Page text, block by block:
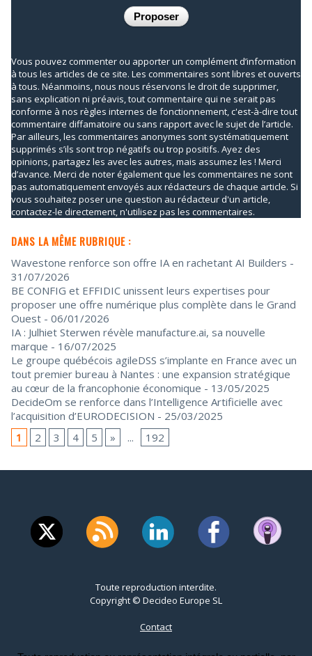
Vous pouvez commenter ou apporter un complément d’information
à tous les articles de ce site. Les commentaires sont libres et ouverts
à tous. Néanmoins, nous nous réservons le droit de supprimer,
sans explication ni préavis, tout commentaire qui ne serait pas
conforme à nos règles internes de fonctionnement, c'est-à-dire tout
commentaire diffamatoire ou sans rapport avec le sujet de l’article.
Par ailleurs, les commentaires anonymes sont systématiquement
supprimés s’ils sont trop négatifs ou trop positifs. Ayez des
opinions, partagez les avec les autres, mais assumez les ! Merci
d’avance. Merci de noter également que les commentaires ne sont
pas automatiquement envoyés aux rédacteurs de chaque article. Si
vous souhaitez poser une question au rédacteur d'un article,
contactez-le directement, n'utilisez pas les commentaires.
DANS LA MÊME RUBRIQUE :
Wavestone renforce son offre IA en rachetant AI Builders -
31/07/2026
BE CONFIG et EFFIDIC unissent leurs expertises pour
proposer une offre numérique plus complète dans le Grand
Ouest - 06/01/2026
IA : Julhiet Sterwen révèle manufacture.ai, sa nouvelle
marque - 16/07/2025
Le groupe québécois agileDSS s’implante en France avec un
tout premier bureau à Nantes : une expansion stratégique
au cœur de la francophonie économique - 13/05/2025
DecideOm se renforce dans l’Intelligence Artificielle avec
l’acquisition d’EURODECISION - 25/03/2025
1
2 3 4 5 » ... 192
Toute reproduction interdite.
Copyright © Decideo Europe SL
Contact